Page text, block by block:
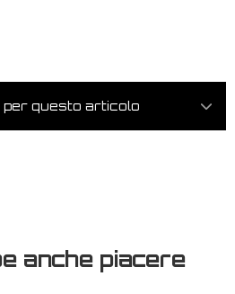
per questo articolo
anche piacere